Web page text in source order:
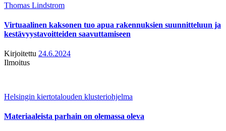
Thomas Lindstrom
Virtuaalinen kaksonen tuo apua rakennuksien suunnitteluun ja
kestävyystavoitteiden saavuttamiseen
Kirjoitettu 24.6.2024
Ilmoitus
Helsingin kiertotalouden klusteriohjelma
Materiaaleista parhain on olemassa oleva